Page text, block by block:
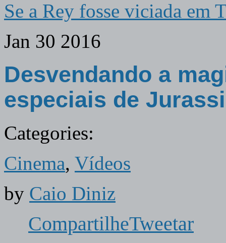
Se a Rey fosse viciada em
Jan 30 2016
Desvendando a
especiais de
Categories:
Cinema, Vídeos
by Caio Diniz
CompartilheTweetar